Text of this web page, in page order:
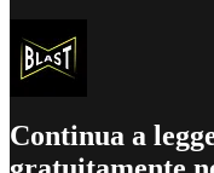
Continua a